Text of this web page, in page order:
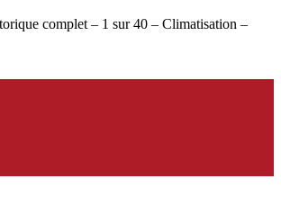
complet – 1 sur 40 – Climatisation –